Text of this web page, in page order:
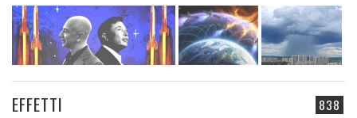
838
EFFETTI